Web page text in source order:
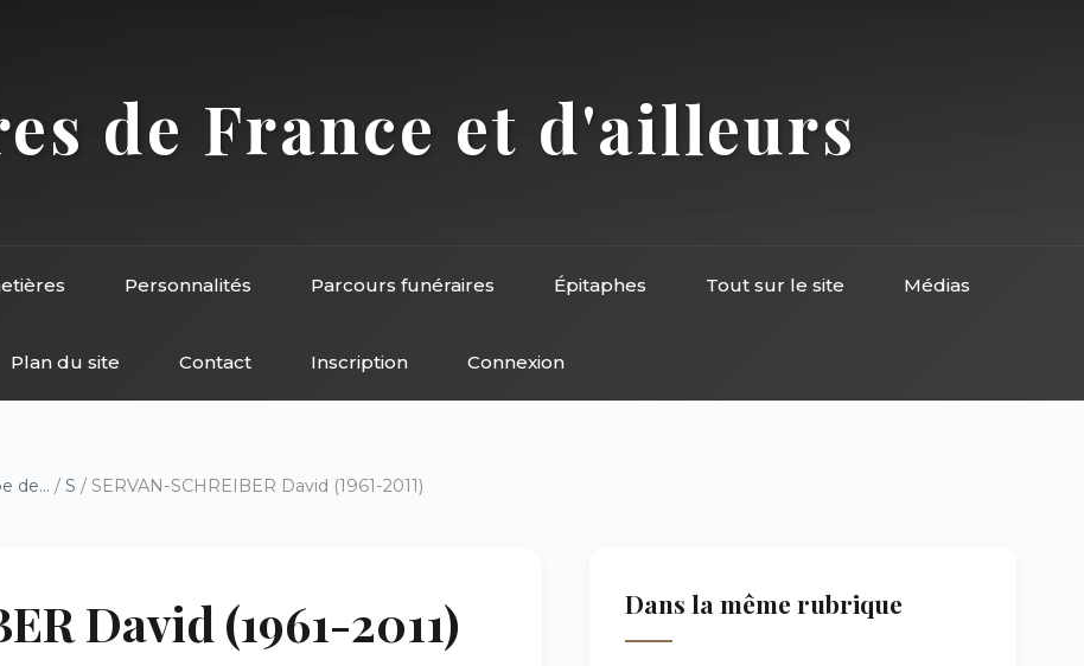
de France et d'ailleurs
Personnalités Parcours funéraires Épitaphes Tout sur le site Médias
Plan du site Contact Inscription Connexion
de... / S / SERVAN-SCHREIBER David (1961-2011)
David (1961-2011) Dans la même rubrique